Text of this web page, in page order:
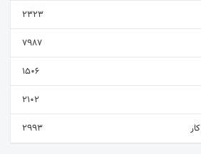
2323
7987
1506
2102
2993